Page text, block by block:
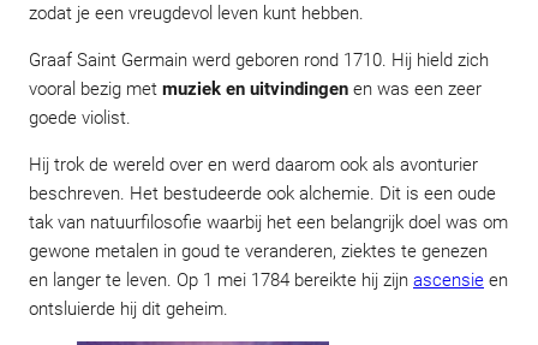
zodat je een vreugdevol leven kunt hebben.
Graaf Saint Germain werd geboren rond 1710. Hij hield zich
vooral bezig met muziek en uitvindingen en was een zeer
goede violist.
Hij trok de wereld over en werd daarom ook als avonturier
beschreven. Het bestudeerde ook alchemie. Dit is een oude
tak van natuurfilosofie waarbij het een belangrijk doel was om
gewone metalen in goud te veranderen, ziektes te genezen
en langer te leven. Op 1 mei 1784 bereikte hij zijn ascensie en
ontsluierde hij dit geheim.